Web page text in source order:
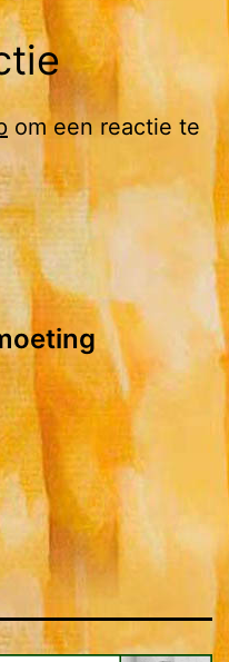
om een reactie te